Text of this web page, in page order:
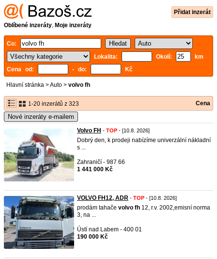
Přidat inzerát
Oblíbené inzeráty, Moje inzeráty
Co:
Lokalita:
Okolí:
km
Cena od:
- do: Kč
Hlavní stránka >Auto > volvo fh
1-20 inzerátů z 323 Cena
Nové inzeráty e-mailem
Volvo FH - TOP - [10.8. 2026]
Dobrý den, k prodeji nabízíme univerzální nákladní
s ...
Zahraničí - 987 66
1 441 000 Kč
VOLVO FH12, ADR - TOP - [10.8. 2026]
prodám tahače volvo fh 12, r.v. 2002,emisní norma
3, na ...
Ústí nad Labem - 400 01
190 000 Kč